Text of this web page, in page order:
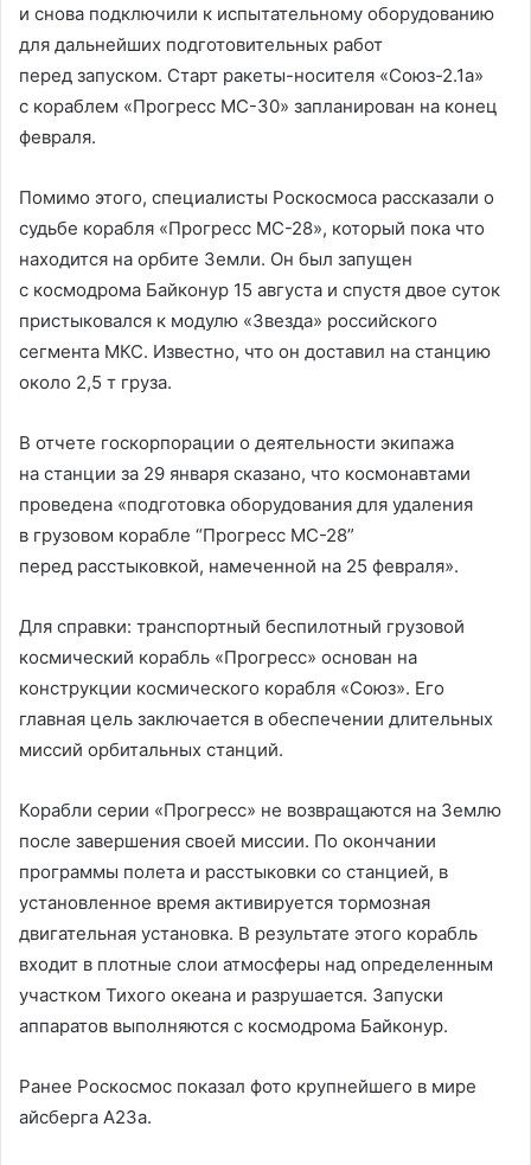
и снова подключили к испытательному оборудованию
для дальнейших подготовительных работ
перед запуском. Старт ракеты-носителя «Союз-2.1а»
с кораблем «Прогресс МС-30» запланирован на конец
февраля.
Помимо этого, специалисты Роскосмоса рассказали о
судьбе корабля «Прогресс МС-28», который пока что
находится на орбите Земли. Он был запущен
с космодрома Байконур 15 августа и спустя двое суток
пристыковался к модулю «Звезда» российского
сегмента МКС. Известно, что он доставил на станцию
около 2,5 т груза.
В отчете госкорпорации о деятельности экипажа
на станции за 29 января сказано, что космонавтами
проведена «подготовка оборудования для удаления
в грузовом корабле “Прогресс МС-28”
перед расстыковкой, намеченной на 25 февраля».
Для справки: транспортный беспилотный грузовой
космический корабль «Прогресс» основан на
конструкции космического корабля «Союз». Его
главная цель заключается в обеспечении длительных
миссий орбитальных станций.
Корабли серии «Прогресс» не возвращаются на Землю
после завершения своей миссии. По окончании
программы полета и расстыковки со станцией, в
установленное время активируется тормозная
двигательная установка. В результате этого корабль
входит в плотные слои атмосферы над определенным
участком Тихого океана и разрушается. Запуски
аппаратов выполняются с космодрома Байконур.
Ранее Роскосмос показал фото крупнейшего в мире
айсберга А23а.